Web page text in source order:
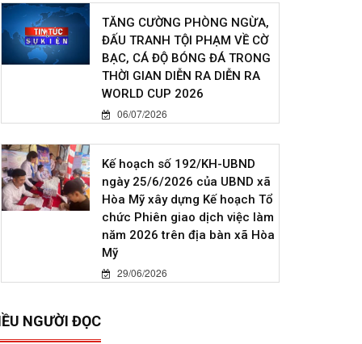
TĂNG CƯỜNG PHÒNG NGỪA,
ĐẤU TRANH TỘI PHẠM VỀ CỜ
BẠC, CÁ ĐỘ BÓNG ĐÁ TRONG
THỜI GIAN DIỄN RA DIỄN RA
WORLD CUP 2026
06/07/2026
Kế hoạch số 192/KH-UBND
ngày 25/6/2026 của UBND xã
Hòa Mỹ xây dựng Kế hoạch Tổ
chức Phiên giao dịch việc làm
năm 2026 trên địa bàn xã Hòa
Mỹ
29/06/2026
NGƯỜI ĐỌC